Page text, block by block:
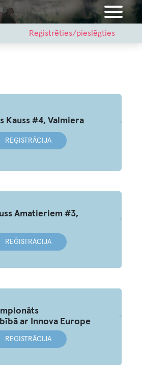
Reģistrēties/pieslēgties
Kauss #4, Valmiera
REĢISTRĀCIJA
Amatieriem #3,
REĞISTRĀCIJA
ar Innova Europe
REĢISTRĀCIJA